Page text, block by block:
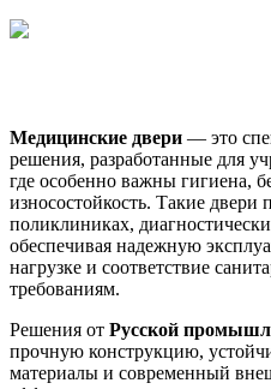
Медицинские двери — это
решения, разработанные для
где особенно важны гигиена,
износостойкость. Такие
поликлиниках,
обеспечивая надежную
нагрузке и соответствие
требованиям.
Решения от Русской
прочную конструкцию,
материалы и современный